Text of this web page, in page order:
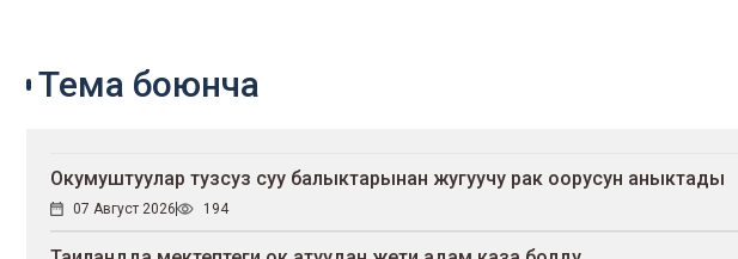
Тема боюнча
Окумуштуулар тузсуз суу балыктарынан жугуучу рак оорусун аныктады
07 Август 2026 194